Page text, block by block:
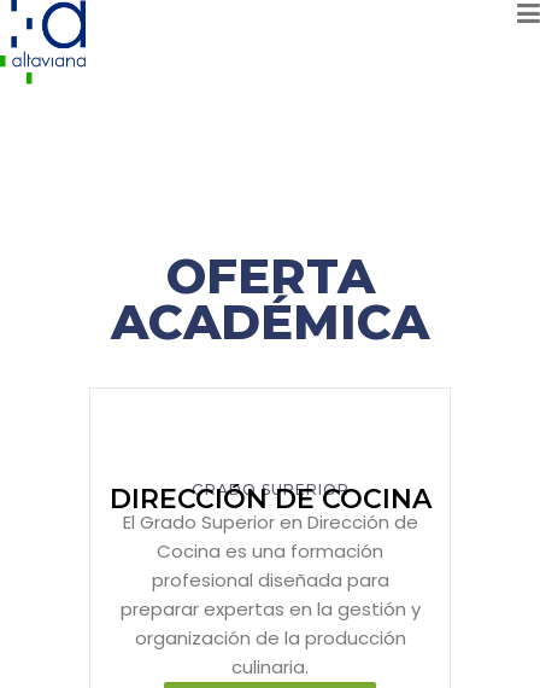
OFERTA
ACADÉMICA
GRADO SUPERIOR
DIRECCIÓN DE COCINA
El Grado Superior en Dirección de
Cocina es una formación
profesional diseñada para
preparar expertas en la gestión y
organización de la producción
culinaria.